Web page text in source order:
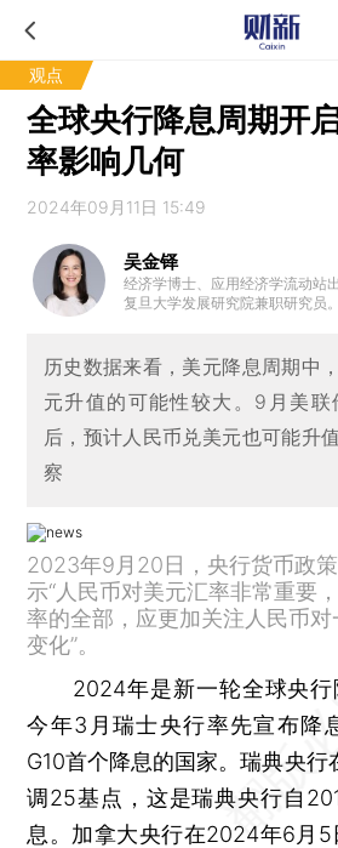
观点
全球央行降息周期开
率影响几何
2024年09月11日 15:49
吴金铎
经济学博士、应用经济学流动站
复旦大学发展研究院兼职研究员
观、全球资本市场及多资产配置
a：Speed to Quality》。
历史数据来看，美元降息周期中
元升值的可能性较大。9月美联
后，预计人民币兑美元也可能升
察
2023年9月20日，央行货币政
示“人民币对美元汇率非常重要
率的全部，应更加关注人民币
变化”。
2024年是新一轮全球央行
今年3月瑞士央行率先宣布降
G10首个降息的国家。瑞典央
调25基点，这是瑞典央行自
息。加拿大央行在2024年6月